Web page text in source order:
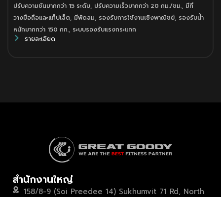
ปรับความชันมากกว่า 15 ระดับ, ปรับความเร็วมากกว่า 20 กม./ชม., มีที่
วางมือถือและแท็ปเล็ต, มีพัดลม, รองรับการใช้งานเชิงพาณิชย์, รองรับน้ำ
หนักมากกว่า 150 กก., ระบบรองรับแรงกระแทก
รายละเอียด
สำนักงานใหญ่
158/8-9 (Soi Preedee 14) Sukhumvit 71 Rd, North